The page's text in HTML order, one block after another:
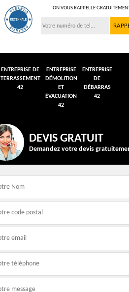
ON VOUS RAPPELLE
ENTREPRISE DE
TERRASSEMENT
42
ENTREPRISE
DÉMOLITION
ET
ÉVACUATION
42
ENTREPRISE
DE
DÉBARRAS
42
Débarras de grenier et
DEVIS GRATUIT
Demandez votre devis